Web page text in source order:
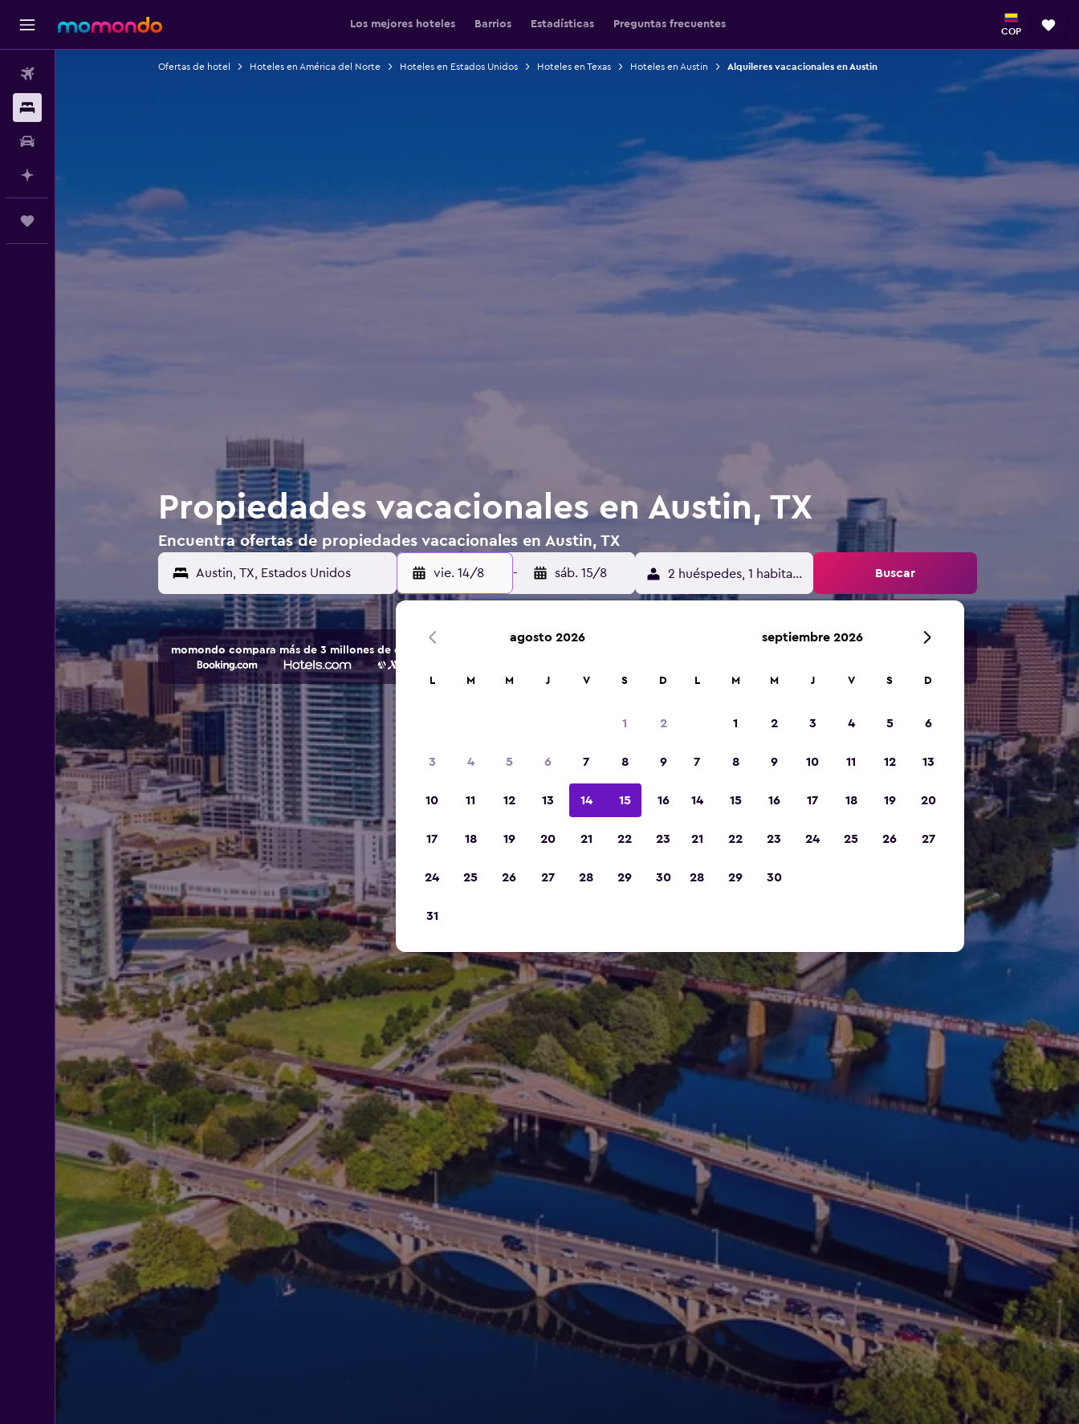
Los mejores hoteles Barrios Estadísticas Preguntas frecuentes
COP
Planifica con IA
Trips
Ofertas de hotel Hoteles en América del Norte Hoteles en Estados Unidos Hoteles en Texas Hoteles en Austin Alquileres vacacionales en Austin
Propiedades vacacionales en Austin, TX
Encuentra ofertas de propiedades vacacionales en Austin, TX
vie. 14/8 - sáb. 15/8 2 huéspedes, 1 habitación Buscar
momondo compara más de 3 millones de opciones de hoteles y alojamientos.
agosto 2026
L M M J V S D
1 2
3 4 5 6 7 8 9
10 11 12 13 14 15 16
17 18 19 20 21 22 23
24 25 26 27 28 29 30
31
septiembre 2026
L M M J V S D
1 2 3 4 5 6
7 8 9 10 11 12 13
14 15 16 17 18 19 20
21 22 23 24 25 26 27
28 29 30